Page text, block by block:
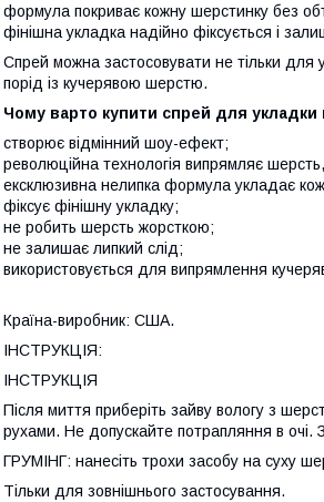
формула покриває кожну шерстинку без
фінішна укладка надійно фіксується і
Спрей можна застосовувати не тільки
порід із кучерявою шерстю.
Чому варто купити спрей для
створює відмінний шоу-ефект;
революційна технологія випрямляє
ексклюзивна нелипка формула укладає
фіксує фінішну укладку;
не робить шерсть жорсткою;
не залишає липкий слід;
використовується для випрямлення
Країна-виробник: США.
ІНСТРУКЦІЯ:
ІНСТРУКЦІЯ
Після миття приберіть зайву вологу з
рухами. Не допускайте потрапляння в очі.
ГРУМІНГ: нанесіть трохи засобу на суху
Тільки для зовнішнього застосування.